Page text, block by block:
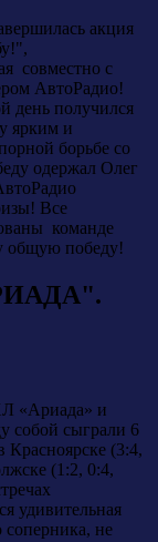
акция
совместно с
АвтоРадио!
день получился
ярким и
борьбе со
одержал Олег
Все
команде
общую победу!
«Ариада» и
собой сыграли 6
Красноярске (3:4,
(1:2, 0:4,
удивительная
соперника, не